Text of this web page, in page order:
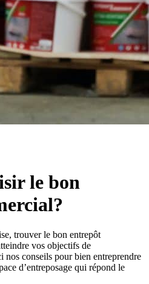
le bon
trouver le bon entrepôt
vos objectifs de
nos conseils pour bien entreprendre
d’entreposage qui répond le